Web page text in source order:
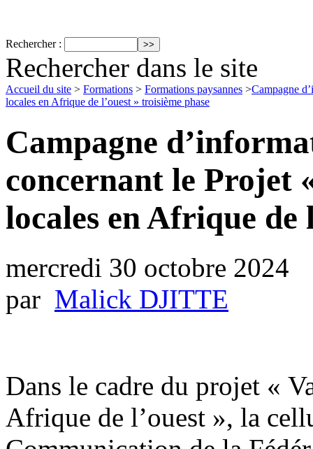
Rechercher :
Rechercher dans le site
Accueil du site > Formations > Formations paysannes >Campagne
locales en Afrique de l’ouest » troisième phase
Campagne
concernant le Projet
locales en Afrique de
mercredi 30 octobre 2024
par Malick DJITTE
Dans le cadre du projet «
Afrique de l’ouest », la